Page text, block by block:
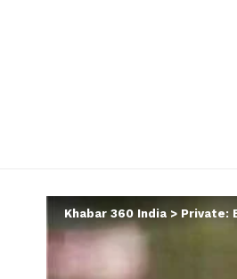
Khabar 360 India > Private: